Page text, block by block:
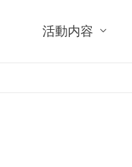
活動内容